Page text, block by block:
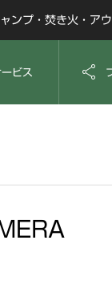
ンプ・焚き火・ア
ビス 